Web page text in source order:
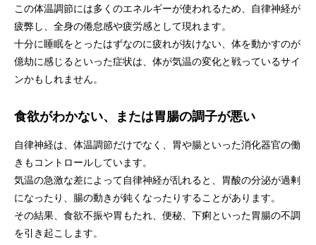
この体温調節には多くのエネルギーが使われるため、自律神経が
疲弊し、全身の倦怠感や疲労感として現れます。
十分に睡眠をとったはずなのに疲れが抜けない、体を動かすのが
億劫に感じるといった症状は、体が気温の変化と戦っているサイ
ンかもしれません。
食欲がわかない、または胃腸の調子が悪い
自律神経は、体温調節だけでなく、胃や腸といった消化器官の働
きもコントロールしています。
気温の急激な差によって自律神経が乱れると、胃酸の分泌が過剰
になったり、腸の動きが鈍くなったりすることがあります。
その結果、食欲不振や胃もたれ、便秘、下痢といった胃腸の不調
を引き起こします。